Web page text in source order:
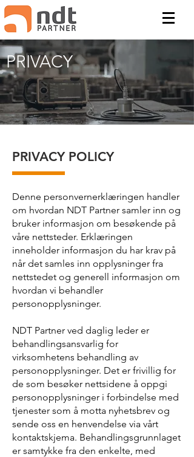
PRIVACY
PRIVACY POLICY
Denne personvernerklæringen handler
om hvordan NDT Partner samler inn og
bruker informasjon om besøkende på
våre nettsteder. Erklæringen
inneholder informasjon du har krav på
når det samles inn opplysninger fra
nettstedet og generell informasjon om
hvordan vi behandler
personopplysninger.
NDT Partner ved daglig leder er
behandlingsansvarlig for
virksomhetens behandling av
personopplysninger. Det er frivillig for
de som besøker nettsidene å oppgi
personopplysninger i forbindelse med
tjenester som å motta nyhetsbrev og
sende oss en henvendelse via vårt
kontaktskjema. Behandlingsgrunnlaget
er samtykke fra den enkelte, med